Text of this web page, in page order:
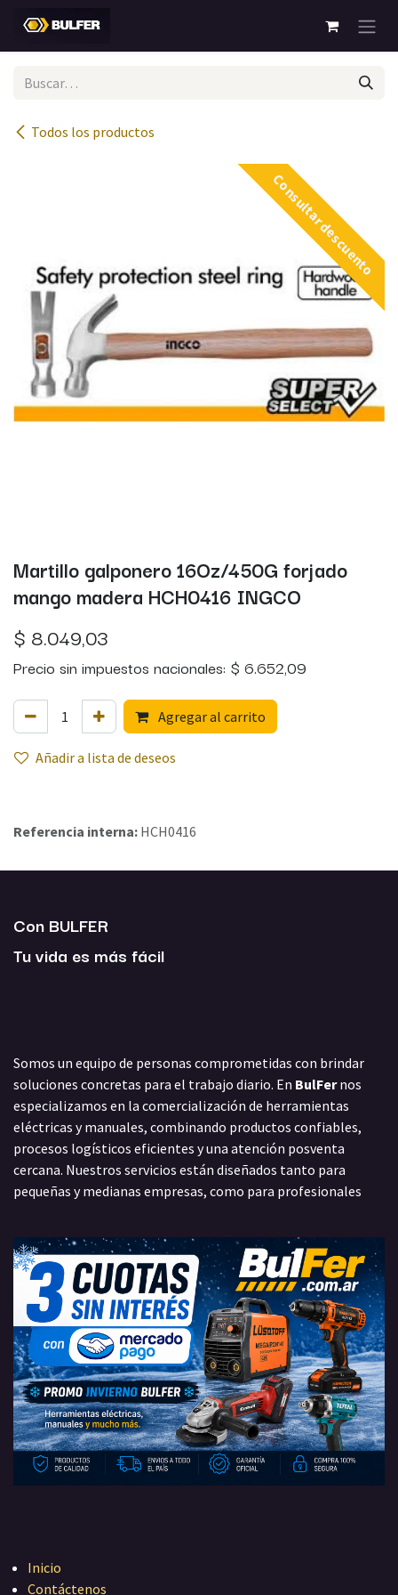
Todos los productos
Consultar descuento
Martillo galponero 16Oz/450G forjado
mango madera HCH0416 INGCO
$ 8.049,03
Precio sin impuestos nacionales: $ 6.652,09
Agregar al carrito
Añadir a lista de deseos
Referencia interna: HCH0416
Con BULFER
Tu vida es más fácil
Somos un equipo de personas comprometidas con brindar
soluciones concretas para el trabajo diario. En BulFernos
especializamos en la comercialización de herramientas
eléctricas y manuales, combinando productos confiables,
procesos logísticos eficientes y una atención posventa
cercana. Nuestros servicios están diseñados tanto para
pequeñas y medianas empresas, como para profesionales
Inicio
Contáctenos